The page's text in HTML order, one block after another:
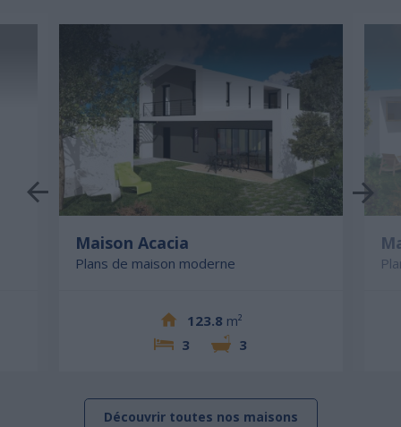
Maison Acacia
Plans de maison moderne
123.8 m²
3
3
Découvrir toutes nos maisons